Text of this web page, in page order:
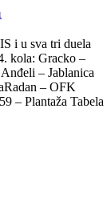
i u sva tri duela
kola: Gracko –
– Jablanica
– OFK
– Plantaža Tabela